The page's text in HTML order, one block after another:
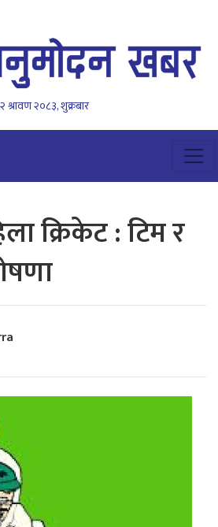
श्रावण २०८३, शुक्रबार
क्रिकेट : टिम र